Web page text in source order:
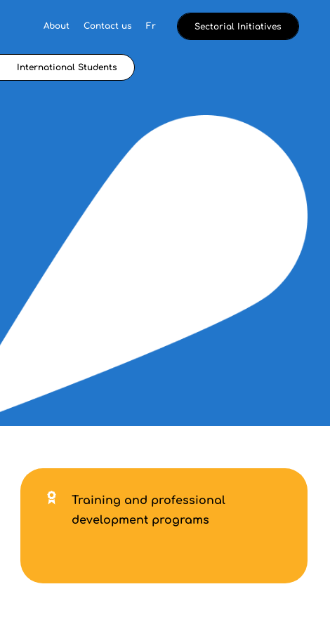
About Contact us Fr Sectorial Initiatives
International Students
Training and professional
development programs